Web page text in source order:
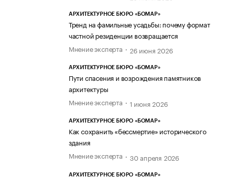
АРХИТЕКТУРНОЕ БЮРО «БОМАР»
Тренд на фамильные усадьбы: почему формат
частной резиденции возвращается
Мнение эксперта
26 июня 2026
АРХИТЕКТУРНОЕ БЮРО «БОМАР»
Пути спасения и возрождения памятников
архитектуры
Мнение эксперта
1 июня 2026
АРХИТЕКТУРНОЕ БЮРО «БОМАР»
Как сохранить «бессмертие» исторического
здания
Мнение эксперта
30 апреля 2026
АРХИТЕКТУРНОЕ БЮРО «БОМАР»